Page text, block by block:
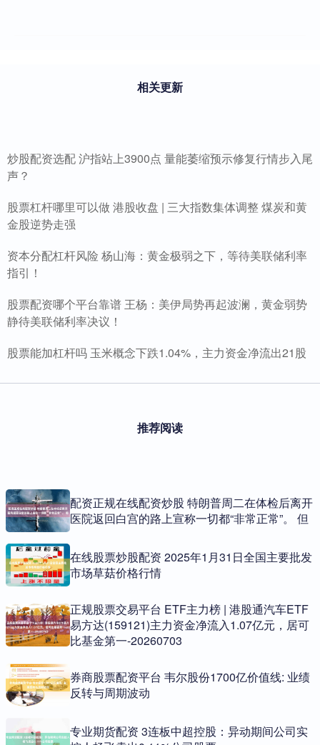
相关更新
炒股配资选配 沪指站上3900点 量能萎缩预示修复行情步入尾
声？
股票杠杆哪里可以做 港股收盘 | 三大指数集体调整 煤炭和黄
金股逆势走强
资本分配杠杆风险 杨山海：黄金极弱之下，等待美联储利率
指引！
股票配资哪个平台靠谱 王杨：美伊局势再起波澜，黄金弱势
静待美联储利率决议！
股票能加杠杆吗 玉米概念下跌1.04%，主力资金净流出21股
推荐阅读
配资正规在线配资炒股 特朗普周二在体检后离开
医院返回白宫的路上宣称一切都“非常正常”。 但
在线股票炒股配资 2025年1月31日全国主要批发
市场草菇价格行情
正规股票交易平台 ETF主力榜 | 港股通汽车ETF
易方达(159121)主力资金净流入1.07亿元，居可
比基金第一-20260703
券商股票配资平台 韦尔股份1700亿价值线: 业绩
反转与周期波动
专业期货配资 3连板中超控股：异动期间公司实